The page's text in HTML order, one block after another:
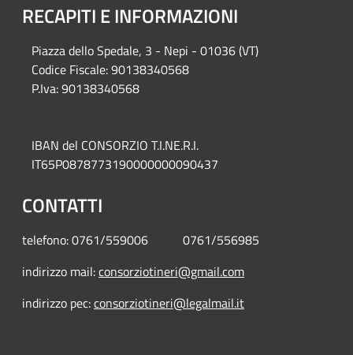
RECAPITI E INFORMAZIONI
Piazza dello Spedale, 3 - Nepi - 01036 (VT)
Codice Fiscale: 90138340568
P.Iva: 90138340568
IBAN del CONSORZIO T.I.NE.R.I.
IT65P0878773190000000090437
CONTATTI
telefono: 0761/559006 0761/556985
indirizzo mail:consorziotineri@gmail.com
indirizzo pec:consorziotineri@legalmail.it